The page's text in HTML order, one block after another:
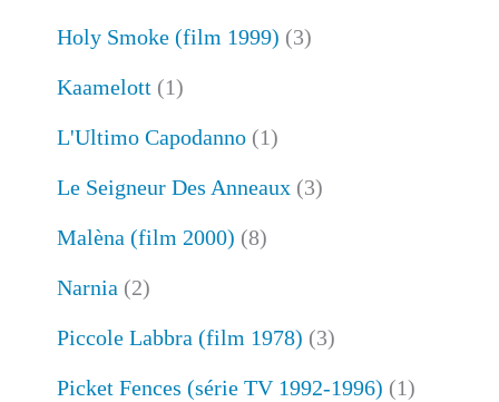
Holy Smoke (film 1999) (3)
Kaamelott(1)
L'Ultimo Capodanno(1)
Le Seigneur Des Anneaux(3)
Malèna (film 2000) (8)
Narnia (2)
Piccole Labbra (film 1978) (3)
Picket Fences (série TV 1992-1996) (1)